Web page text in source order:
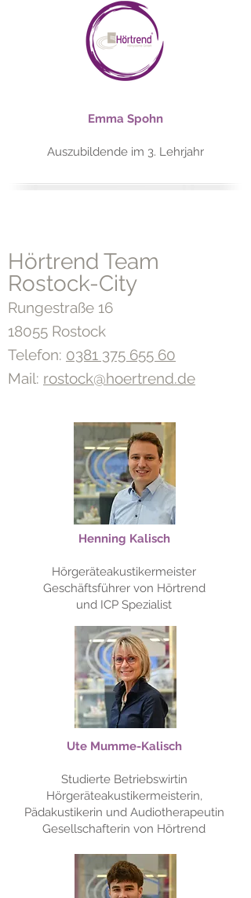
Emma Spohn
Auszubildende im 3. Lehrjahr
Hörtrend Team
Rostock-City
Rungestraße 16
18055 Rostock
Telefon: 0381 375 655 60
Mail: rostock@hoertrend.de
Henning Kalisch
Hörgeräteakustikermeister
Geschäftsführer von Hörtrend
und ICP Spezialist
Ute Mumme-Kalisch
Studierte Betriebswirtin
Hörgeräteakustikermeisterin,
Pädakustikerin und Audiotherapeutin
Gesellschafterin von Hörtrend